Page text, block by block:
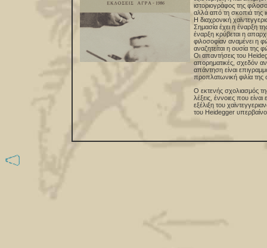
ιστοριογράφος της
αλλά από τη σκοπιά της
Η διαχρονική
Σημασία έχει η έναρξη
έναρξη κρύβεται η
φιλοσοφίαν αναμένει η
αναζητείται η ουσία της
Οι απαντήσεις του
απορηματικές, σχεδόν
απάντηση είναι
προπλατωνική φιλία της
Ο εκτενής σχολιασμός
λέξεις, έννοιες που
εξέλιξη του
του Heidegger